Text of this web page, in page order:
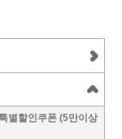
별할인쿠폰 (5만이상